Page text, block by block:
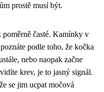
prostě musí být.
poměrně časté. Kamínky v
podle toho, že kočka
nebo naopak začne
krev, je to jasný signál.
se jim ucpat močová